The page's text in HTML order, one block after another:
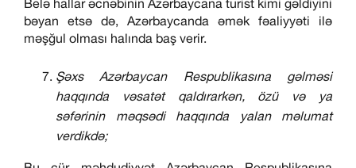
Belə hallar əcnəbinin Azərbaycana turist kimi gəldiyini
bəyan etsə də, Azərbaycanda əmək fəaliyyəti ilə
məşğul olması halında baş verir.
Şəxs Azərbaycan Respublikasına gəlməsi
haqqında vəsatət qaldırarkən, özü və ya
səfərinin məqsədi haqqında yalan məlumat
verdikdə;